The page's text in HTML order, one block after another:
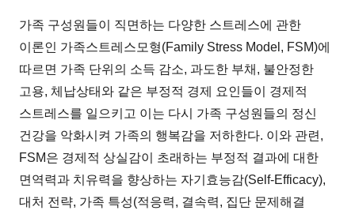
가족 구성원들이 직면하는 다양한 스트레스에 관한
이론인 가족스트레스모형(Family Stress Model, FSM)에
따르면 가족 단위의 소득 감소, 과도한 부채, 불안정한
고용, 체납상태와 같은 부정적 경제 요인들이 경제적
스트레스를 일으키고 이는 다시 가족 구성원들의 정신
건강을 악화시켜 가족의 행복감을 저하한다. 이와 관련,
FSM은 경제적 상실감이 초래하는 부정적 결과에 대한
면역력과 치유력을 향상하는 자기효능감(Self-Efficacy),
대처 전략, 가족 특성(적응력, 결속력, 집단 문제해결